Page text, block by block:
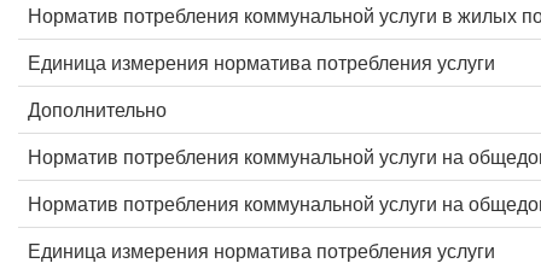
Норматив потребления коммунальной услуги в жилых
Единица измерения норматива потребления услуги
Дополнительно
Норматив потребления коммунальной услуги на
Норматив потребления коммунальной услуги на
Единица измерения норматива потребления услуги